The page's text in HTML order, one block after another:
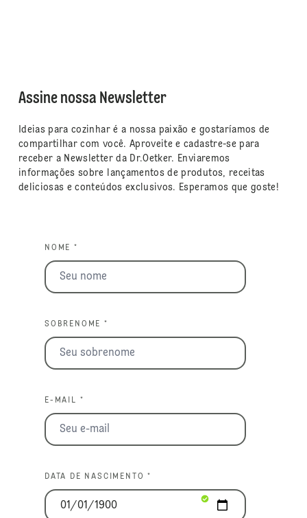
Assine nossa Newsletter
Ideias para cozinhar é a nossa paixão e gostaríamos de
compartilhar com você. Aproveite e cadastre-se para
receber a Newsletter da Dr.Oetker. Enviaremos
informações sobre lançamentos de produtos, receitas
deliciosas e conteúdos exclusivos. Esperamos que goste!
NOME *
SOBRENOME *
E-MAIL *
DATA DE NASCIMENTO *